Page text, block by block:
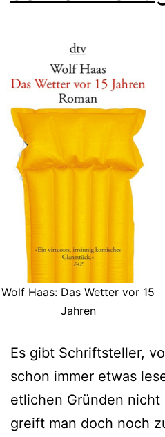
Wolf Haas: Das Wetter vor 15
Jahren
Es gibt Schriftsteller,
schon immer etwas
etlichen Gründen nicht
greift man doch noch